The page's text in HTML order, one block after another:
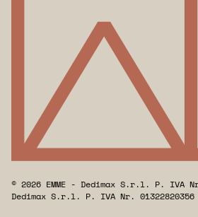
© 2026 EMME - Dedimax S.r.l. P. IVA
Dedimax S.r.l. P. IVA Nr. 01322820356